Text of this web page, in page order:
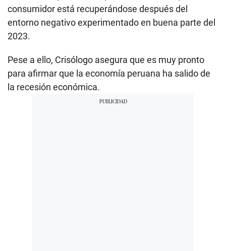
consumidor está recuperándose después del
entorno negativo experimentado en buena parte del
2023.
Pese a ello, Crisólogo asegura que es muy pronto
para afirmar que la economía peruana ha salido de
la recesión económica.